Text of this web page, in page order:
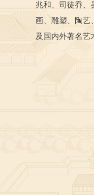
兆和、司徒乔、
画、雕塑、陶艺
及国内外著名艺